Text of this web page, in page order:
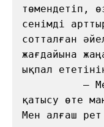
төмендетіп,
сенімді
сотталған
жағдайына
ықпал
қатысу өте
Мен алғаш